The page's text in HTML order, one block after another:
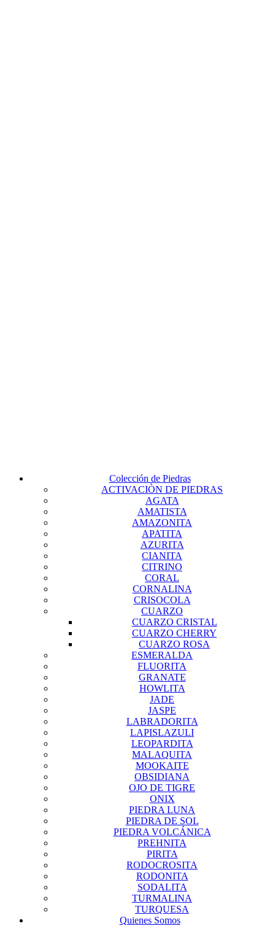
Colección de Piedras
ACTIVACIÒN DE PIEDRAS
AGATA
AMATISTA
AMAZONITA
APATITA
AZURITA
CIANITA
CITRINO
CORAL
CORNALINA
CRISOCOLA
CUARZO
CUARZO CRISTAL
CUARZO CHERRY
CUARZO ROSA
ESMERALDA
FLUORITA
GRANATE
HOWLITA
JADE
JASPE
LABRADORITA
LAPISLAZULI
LEOPARDITA
MALAQUITA
MOOKAITE
OBSIDIANA
OJO DE TIGRE
ONIX
PIEDRA LUNA
PIEDRA DE SOL
PIEDRA VOLCÁNICA
PREHNITA
PIRITA
RODOCROSITA
RODONITA
SODALITA
TURMALINA
TURQUESA
Quienes Somos